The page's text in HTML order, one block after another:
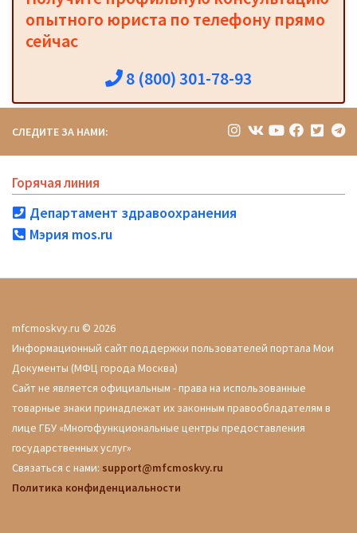
опытного юриста по телефону прямо
сейчас
8 (800) 301-78-93
СЛЕДИТЕ ЗА НАМИ:
Горячая линия
Департамент здравоохранения
Мэрия mos.ru
mfcmoskvy.ru © 2026
Информационный сайт поддержки пользователей портала Мои
Документы (МФЦ города Москва)
Сайт не является официальным - права на использованные
товарные знаки принадлежат их законным правообладателям в
лице ГБУ «Многофункциональные центры предоставления
государственных услуг»
Связаться с нами: support@mfcmoskvy.ru
Политика конфиденциальности